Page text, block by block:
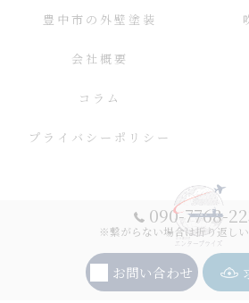
090-7768-
※繋がらない場合は折り返しい
お問い合わせ
豊中市の外壁塗装
会社概要
コラム
プライバシーポリシー
© 2026 大阪の外壁塗装ならエンタープライ